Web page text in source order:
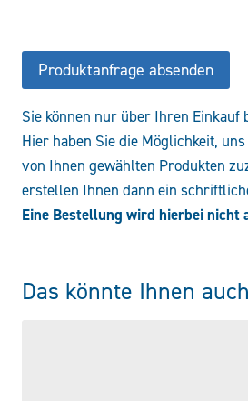
NOT-
12VDC
Menge
Produktanfrage absenden
Sie können nur über Ihren Einkauf
Hier haben Sie die Möglichkeit,
von Ihnen gewählten Produkten
erstellen Ihnen dann ein
Eine Bestellung wird hierbei nicht
Das könnte Ihnen